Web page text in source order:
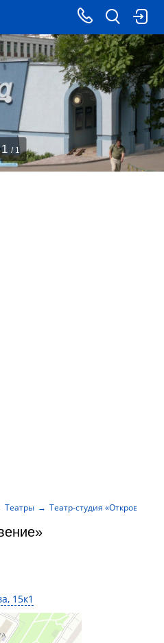
15к1
Театры Театр-студия «Откровение»
1 / 1